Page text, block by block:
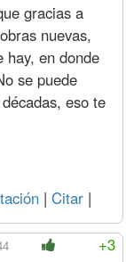
478 3339
467 3465
495435
No Remunerativa
458 3397
485721
591 2876
gracias a
nuevas,
hay, en donde
se puede
eso te
| Citar |
+3